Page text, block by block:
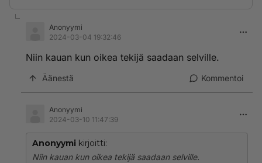
Anonyymi
2024-03-04 19:32:46
Niin kauan kun oikea tekijä saadaan selville.
Äänestä Kommentoi
Anonyymi
2024-03-10 11:47:39
Anonyymi kirjoitti:
Niin kauan kun oikea tekijä saadaan selville.